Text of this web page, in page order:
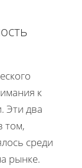
к
Эти два
том,
среди
рынке.